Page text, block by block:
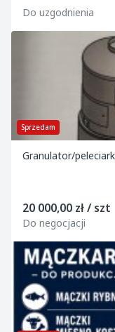
Do uzgodnienia
Sprzedam
Granulator/
20 000,00 zł / szt
Do negocjacji